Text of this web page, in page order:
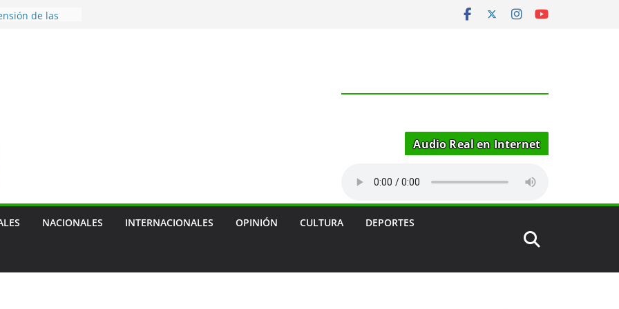
transporte
terapia
cáncer de
prevenir
mascotas
social
sobre
empresa
Audio Real en Internet
NACIONALES INTERNACIONALES OPINIÓN CULTURA DEPORTES